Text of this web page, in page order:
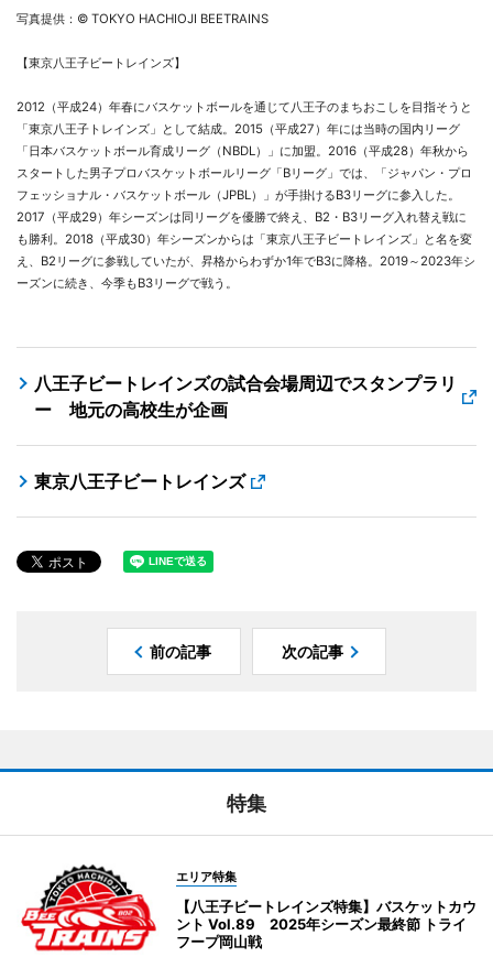
写真提供：© TOKYO HACHIOJI BEETRAINS
【東京八王子ビートレインズ】
2012（平成24）年春にバスケットボールを通じて八王子のまちおこしを目指そうと
「東京八王子トレインズ」として結成。2015（平成27）年には当時の国内リーグ
「日本バスケットボール育成リーグ（NBDL）」に加盟。2016（平成28）年秋から
スタートした男子プロバスケットボールリーグ「Bリーグ」では、「ジャパン・プロ
フェッショナル・バスケットボール（JPBL）」が手掛けるB3リーグに参入した。
2017（平成29）年シーズンは同リーグを優勝で終え、B2・B3リーグ入れ替え戦に
も勝利。2018（平成30）年シーズンからは「東京八王子ビートレインズ」と名を変
え、B2リーグに参戦していたが、昇格からわずか1年でB3に降格。2019～2023年シ
ーズンに続き、今季もB3リーグで戦う。
八王子ビートレインズの試合会場周辺でスタンプラリ
ー 地元の高校生が企画
東京八王子ビートレインズ
前の記事 次の記事
特集
エリア特集
【八王子ビートレインズ特集】バスケットカウ
ント Vol.89 2025年シーズン最終節 トライ
フープ岡山戦